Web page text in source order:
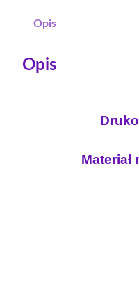
Opis
Opis